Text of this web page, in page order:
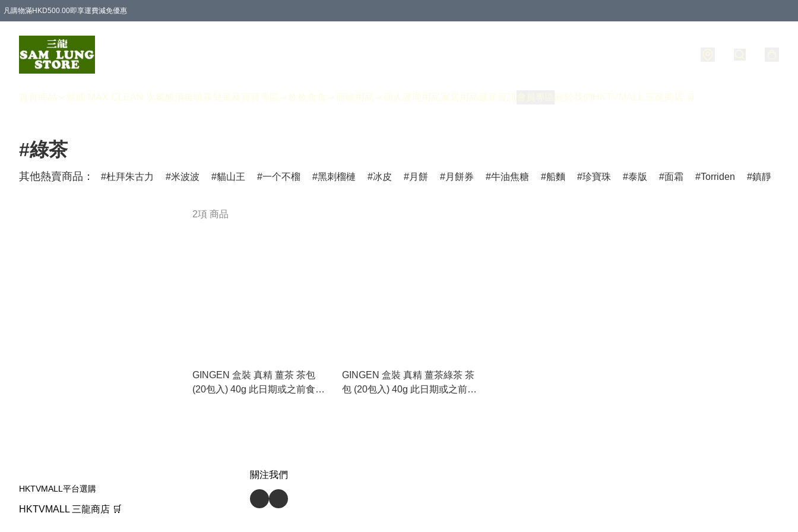
凡購物滿HKD500.00即享運費減免優惠
首頁 商品 韓國 MAX CLEAN 次氯酸消毒噴霧 兒童及寶寶專區 飲飲食食 寵物用品 個人護理用品家居用品 最新資訊 關於我們 HKTVMALL 三龍商店 🛒
#綠茶
其他熱賣商品： 杜拜朱古力 米波波 貓山王 一个不榴 黑刺榴槤 冰皮 月餅 月餅券 牛油焦糖 船麵 珍寶珠 泰版 面霜 Torriden 鎮靜
2項 商品
GINGEN 盒裝 真精 薑茶 茶包
(20包入) 40g 此日期或之前食
GINGEN 盒裝 真精 薑茶綠茶 茶
包 (20包入) 40g 此日期或之前食
HKTVMALL平台選購
HKTVMALL 三龍商店 🛒
關注我們